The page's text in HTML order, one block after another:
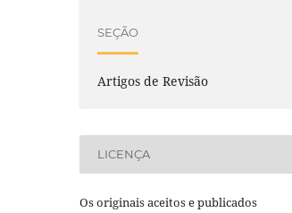
SEÇÃO
Artigos de Revisão
LICENÇA
Os originais aceitos e publicados